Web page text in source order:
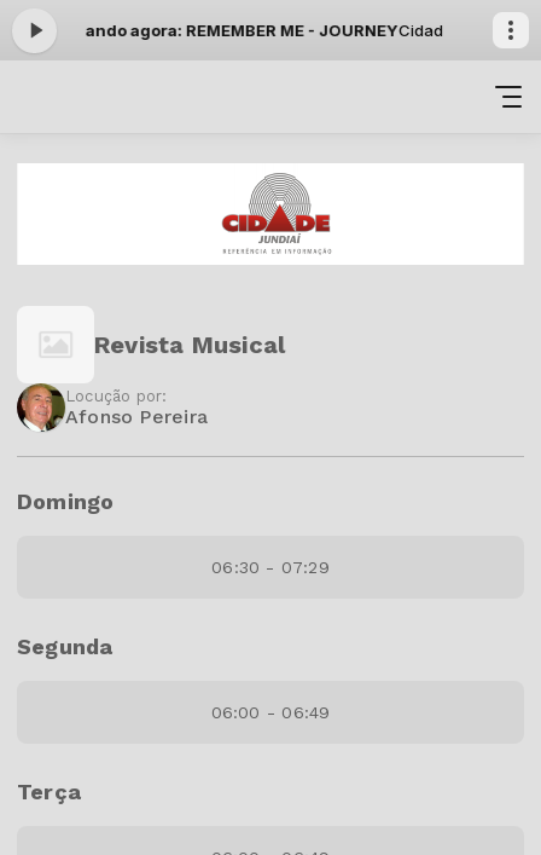
- Tocando agora: REMEMBER ME - JOURNEYCidade na
Revista Musical
Locução por:
Afonso Pereira
Domingo
06:30 - 07:29
Segunda
06:00 - 06:49
Terça